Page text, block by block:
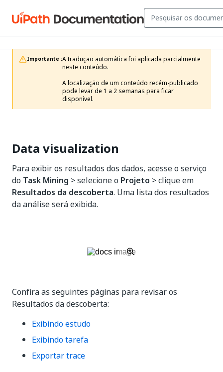
Importante :A tradução automática foi aplicada parcialmente
neste conteúdo.
A localização de um conteúdo recém-publicado
pode levar de 1 a 2 semanas para ficar
disponível.
Data visualization
Para exibir os resultados dos dados, acesse o serviço
do Task Mining > selecione o Projeto > clique em
Resultados da descoberta. Uma lista dos resultados
da análise será exibida.
Confira as seguintes páginas para revisar os
Resultados da descoberta:
Exibindo estudo
Exibindo tarefa
Exportar trace